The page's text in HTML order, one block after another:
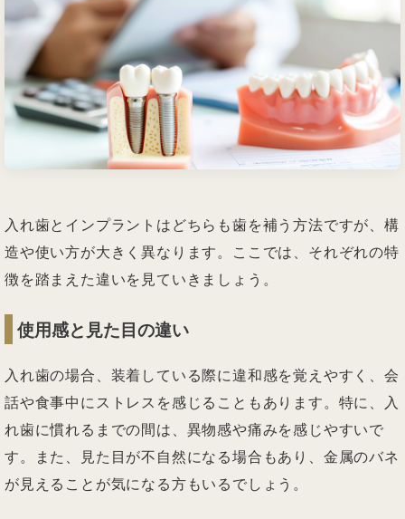
入れ歯とインプラントはどちらも歯を補う方法ですが、構
造や使い方が大きく異なります。ここでは、それぞれの特
徴を踏まえた違いを見ていきましょう。
使用感と見た目の違い
入れ歯の場合、装着している際に違和感を覚えやすく、会
話や食事中にストレスを感じることもあります。特に、入
れ歯に慣れるまでの間は、異物感や痛みを感じやすいで
す。また、見た目が不自然になる場合もあり、金属のバネ
が見えることが気になる方もいるでしょう。